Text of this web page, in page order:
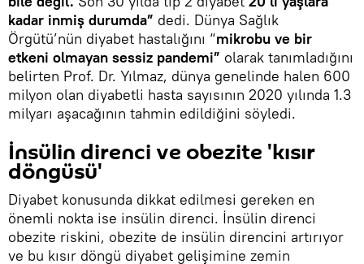
kadar inmiş durumda” dedi. Dünya Sağlık
Örgütü’nün diyabet hastalığını “mikrobu ve bir
etkeni olmayan sessiz pandemi” olarak tanımladığını
belirten Prof. Dr. Yılmaz, dünya genelinde halen 600
milyon olan diyabetli hasta sayısının 2020 yılında 1.3
milyarı aşacağının tahmin edildiğini söyledi.
İnsülin direnci ve obezite 'kısır
döngüsü'
Diyabet konusunda dikkat edilmesi gereken en
önemli nokta ise insülin direnci. İnsülin direnci
obezite riskini, obezite de insülin direncini artırıyor
ve bu kısır döngü diyabet gelişimine zemin